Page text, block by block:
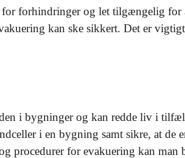
forhindringer og let tilgængelig for
kan ske sikkert. Det er
i bygninger og kan redde liv i
i en bygning samt sikre, at de
procedurer for evakuering kan man